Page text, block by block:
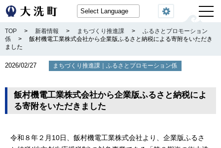
閲覧機能
TOP > 新着情報 > まちづくり推進課 >
ふるさとプロモーション
係
>
飯村機電工業株式会社から企業版ふるさと納税による寄附をいただき
ました
2026/02/27 まちづくり推進課 ｜ふるさとプロモーション係
飯村機電工業株式会社から企業版ふるさと納税によ
る寄附をいただきました
令和８年２月10日、飯村機電工業株式会社より、企業版ふるさ